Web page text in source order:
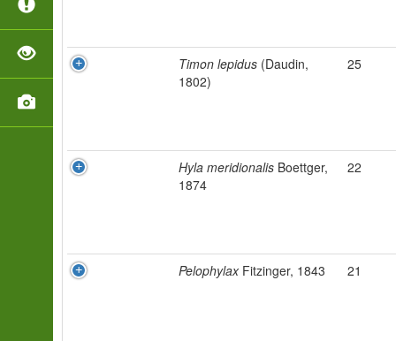
Timon lepidus (Daudin,
1802)
25
Hyla meridionalis Boettger,
1874
22
PelophylaxFitzinger, 1843 21